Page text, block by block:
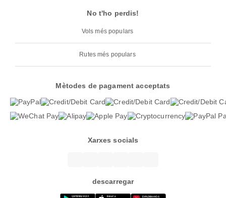
No t'ho perdis!
Vols més populars
Rutes més populars
Mètodes de pagament acceptats
Xarxes socials
descarregar